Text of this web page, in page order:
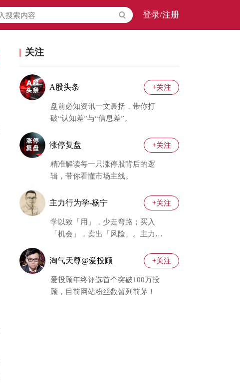
登录/注册
关注
A股头条 +关注
盘前必知资讯一文囊括，带你打
破“认知差”与“信息差”。
涨停复盘 +关注
精准解读每一只涨停股背后的逻
辑，带你看懂市场主线。
主力行为学-杨宁 +关注
学以致「用」，少走弯路；买入
「机会」，卖出「风险」。主力行
淘气天尊@爱投顾 +关注
爱投顾年终评选首个突破100万投
顾，目前网站粉丝数暂列前茅！